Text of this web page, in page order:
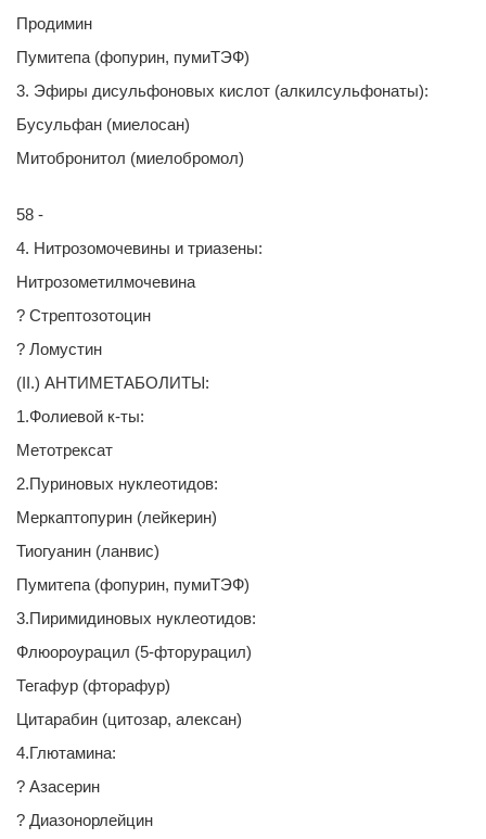
Продимин
Пумитепа (фопурин, пумиТЭФ)
3. Эфиры дисульфоновых кислот (алкилсульфонаты):
Бусульфан (миелосан)
Митобронитол (миелобромол)
58 -
4. Нитрозомочевины и триазены:
Нитрозометилмочевина
? Стрептозотоцин
? Ломустин
(II.) АНТИМЕТАБОЛИТЫ:
1.Фолиевой к-ты:
Метотрексат
2.Пуриновых нуклеотидов:
Меркаптопурин (лейкерин)
Тиогуанин (ланвис)
Пумитепа (фопурин, пумиТЭФ)
3.Пиримидиновых нуклеотидов:
Флюороурацил (5-фторурацил)
Тегафур (фторафур)
Цитарабин (цитозар, алексан)
4.Глютамина:
? Азасерин
? Диазонорлейцин